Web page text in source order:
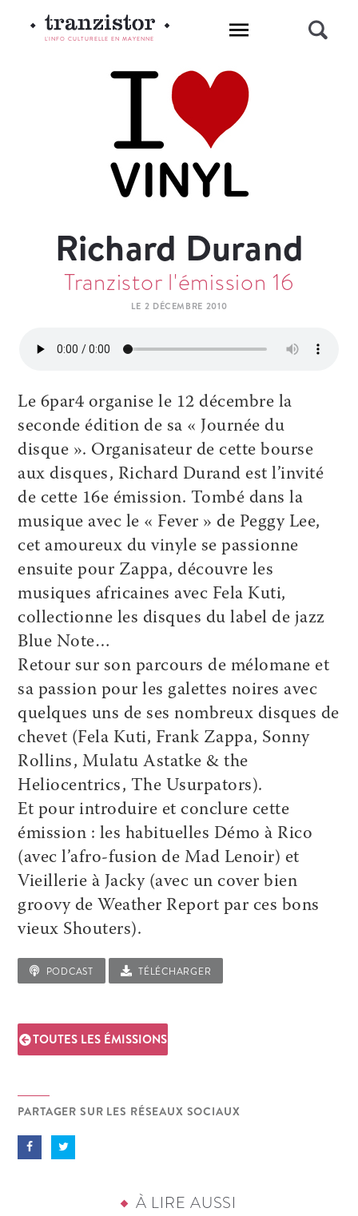
L'INFO CULTURELLE EN MAYENNE
Richard Durand
Tranzistor l'émission 16
LE 2 DÉCEMBRE 2010
Le 6par4 organise le 12 décembre la
seconde édition de sa « Journée du
disque ». Organisateur de cette bourse
aux disques, Richard Durand est l’invité
de cette 16e émission. Tombé dans la
musique avec le « Fever » de Peggy Lee,
cet amoureux du vinyle se passionne
ensuite pour Zappa, découvre les
musiques africaines avec Fela Kuti,
collectionne les disques du label de jazz
Blue Note…
Retour sur son parcours de mélomane et
sa passion pour les galettes noires avec
quelques uns de ses nombreux disques de
chevet (Fela Kuti, Frank Zappa, Sonny
Rollins, Mulatu Astatke & the
Heliocentrics, The Usurpators).
Et pour introduire et conclure cette
émission : les habituelles Démo à Rico
(avec l’afro-fusion de Mad Lenoir) et
Vieillerie à Jacky (avec un cover bien
groovy de Weather Report par ces bons
vieux Shouters).
PODCAST TÉLÉCHARGER
TOUTES LES ÉMISSIONS
PARTAGER SUR LES RÉSEAUX SOCIAUX
À LIRE AUSSI